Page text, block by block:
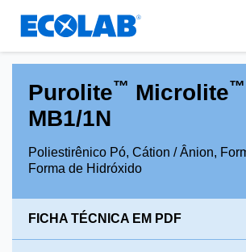
Resources
Aplicações
Medical Devices and Diagnostics
Empresa
Tipo de Produto
Purolite™ Microlite™
MB1/1N
Poliestirênico Pó, Cátion / Ânion,
Forma de Hidróxido
FICHA TÉCNICA EM PDF